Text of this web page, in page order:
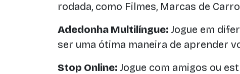
rodada, como Filmes, Marcas de
Adedonha Multilíngue: Jogue em
ser uma ótima maneira de aprender
Stop Online: Jogue com amigos ou